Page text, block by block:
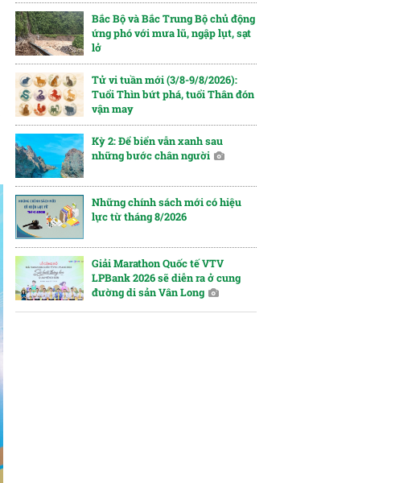
Bắc Bộ và Bắc Trung Bộ chủ động
ứng phó với mưa lũ, ngập lụt, sạt
lở
Tử vi tuần mới (3/8-9/8/2026):
Tuổi Thìn bứt phá, tuổi Thân đón
vận may
Kỳ 2: Để biển vẫn xanh sau
những bước chân người
Những chính sách mới có hiệu
lực từ tháng 8/2026
Giải Marathon Quốc tế VTV
LPBank 2026 sẽ diễn ra ở cung
đường di sản Vân Long